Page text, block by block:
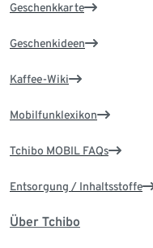
Geschenkkarte
Geschenkideen
Kaffee-Wiki
Mobilfunklexikon
Tchibo MOBIL FAQs
Entsorgung / Inhaltsstoffe
Über Tchibo